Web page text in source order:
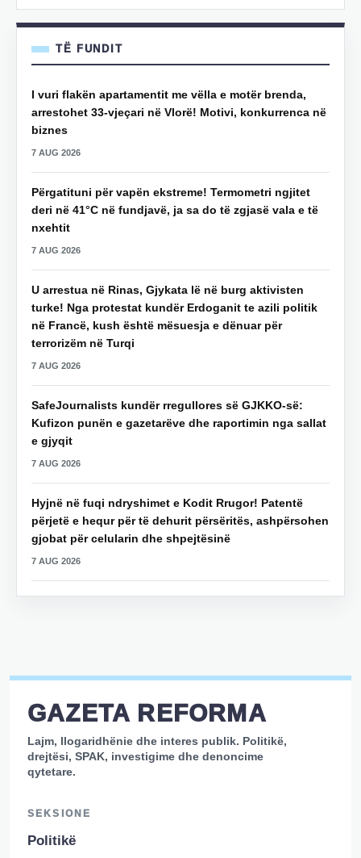
TË FUNDIT
I vuri flakën apartamentit me vëlla e motër brenda,
arrestohet 33-vjeçari në Vlorë! Motivi, konkurrenca në
biznes
7 AUG 2026
Përgatituni për vapën ekstreme! Termometri ngjitet
deri në 41°C në fundjavë, ja sa do të zgjasë vala e të
nxehtit
7 AUG 2026
U arrestua në Rinas, Gjykata lë në burg aktivisten
turke! Nga protestat kundër Erdoganit te azili politik
në Francë, kush është mësuesja e dënuar për
terrorizëm në Turqi
7 AUG 2026
SafeJournalists kundër rregullores së GJKKO-së:
Kufizon punën e gazetarëve dhe raportimin nga sallat
e gjyqit
7 AUG 2026
Hyjnë në fuqi ndryshimet e Kodit Rrugor! Patentë
përjetë e hequr për të dehurit përsëritës, ashpërsohen
gjobat për celularin dhe shpejtësinë
7 AUG 2026
GAZETA REFORMA
Lajm, llogaridhënie dhe interes publik. Politikë,
drejtësi, SPAK, investigime dhe denoncime
qytetare.
SEKSIONE
Politikë